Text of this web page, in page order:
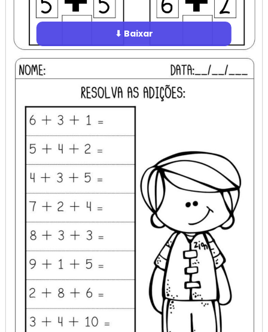
⬇ Baixar